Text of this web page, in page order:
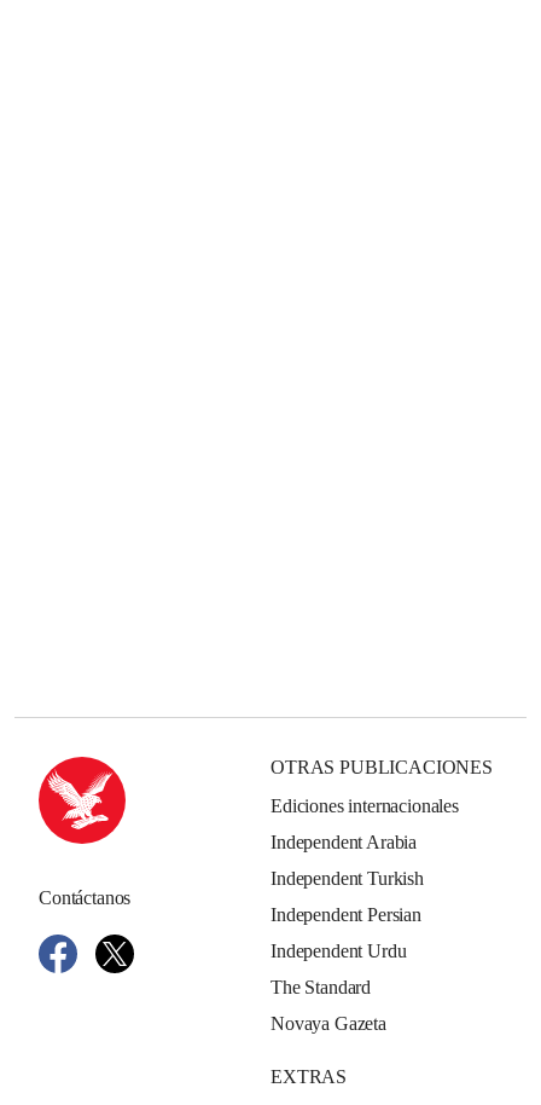
Contáctanos
OTRAS PUBLICACIONES
Ediciones internacionales
Independent Arabia
Independent Turkish
Independent Persian
Independent Urdu
The Standard
Novaya Gazeta
EXTRAS